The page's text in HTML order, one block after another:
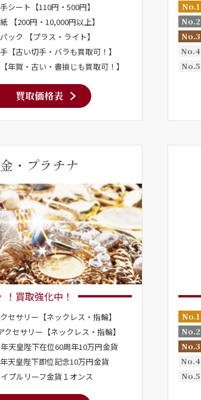
シート【110円・500円】
【200円・10,000円以上】
ック 【プラス・ライト】
【古い切手・バラも買取可！】
年賀・古い・書損じも買取可！】
買取価格表
No.1
No.2
No.3
No.4
No.5
金・プラチナ
！買取強化中！
セサリー【ネックレス・指輪】
クセサリー【ネックレス・指輪】
天皇陛下在位60周年10万円金貨
天皇陛下即位記念10万円金貨
プルリーフ金貨１オンス
No.1
No.2
No.3
No.4
No.5